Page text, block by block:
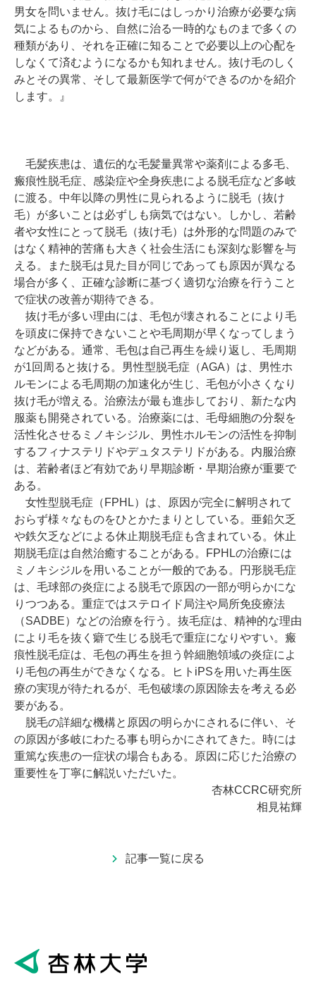
男女を問いません。抜け毛にはしっかり治療が必要な病
気によるものから、自然に治る一時的なものまで多くの
種類があり、それを正確に知ることで必要以上の心配を
しなくて済むようになるかも知れません。抜け毛のしく
みとその異常、そして最新医学で何ができるのかを紹介
します。』
毛髪疾患は、遺伝的な毛髪量異常や薬剤による多毛、
瘢痕性脱毛症、感染症や全身疾患による脱毛症など多岐
に渡る。中年以降の男性に見られるように脱毛（抜け
毛）が多いことは必ずしも病気ではない。しかし、若齢
者や女性にとって脱毛（抜け毛）は外形的な問題のみで
はなく精神的苦痛も大きく社会生活にも深刻な影響を与
える。また脱毛は見た目が同じであっても原因が異なる
場合が多く、正確な診断に基づく適切な治療を行うこと
で症状の改善が期待できる。
抜け毛が多い理由には、毛包が壊されることにより毛
を頭皮に保持できないことや毛周期が早くなってしまう
などがある。通常、毛包は自己再生を繰り返し、毛周期
が1回周ると抜ける。男性型脱毛症（AGA）は、男性ホ
ルモンによる毛周期の加速化が生じ、毛包が小さくなり
抜け毛が増える。治療法が最も進歩しており、新たな内
服薬も開発されている。治療薬には、毛母細胞の分裂を
活性化させるミノキシジル、男性ホルモンの活性を抑制
するフィナステリドやデュタステリドがある。内服治療
は、若齢者ほど有効であり早期診断・早期治療が重要で
ある。
女性型脱毛症（FPHL）は、原因が完全に解明されて
おらず様々なものをひとかたまりとしている。亜鉛欠乏
や鉄欠乏などによる休止期脱毛症も含まれている。休止
期脱毛症は自然治癒することがある。FPHLの治療には
ミノキシジルを用いることが一般的である。円形脱毛症
は、毛球部の炎症による脱毛で原因の一部が明らかにな
りつつある。重症ではステロイド局注や局所免疫療法
（SADBE）などの治療を行う。抜毛症は、精神的な理由
により毛を抜く癖で生じる脱毛で重症になりやすい。瘢
痕性脱毛症は、毛包の再生を担う幹細胞領域の炎症によ
り毛包の再生ができなくなる。ヒトiPSを用いた再生医
療の実現が待たれるが、毛包破壊の原因除去を考える必
要がある。
脱毛の詳細な機構と原因の明らかにされるに伴い、そ
の原因が多岐にわたる事も明らかにされてきた。時には
重篤な疾患の一症状の場合もある。原因に応じた治療の
重要性を丁寧に解説いただいた。
杏林CCRC研究所
相見祐輝
記事一覧に戻る